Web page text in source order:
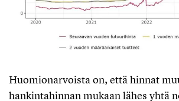
Huomionarvoista on, että hinnat
hankintahinnan mukaan lähes yhtä